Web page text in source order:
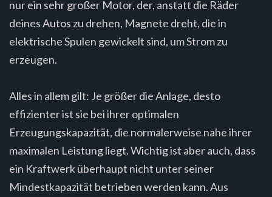
nur ein sehr großer Motor, der, anstatt die Räder
deines Autos zu drehen, Magnete dreht, die in
elektrische Spulen gewickelt sind, um Strom zu
erzeugen.
Alles in allem gilt: Je größer die Anlage, desto
effizienter ist sie bei ihrer optimalen
Erzeugungskapazität, die normalerweise nahe ihrer
maximalen Leistung liegt. Wichtig ist aber auch, dass
ein Kraftwerk überhaupt nicht unter seiner
Mindestkapazität betrieben werden kann. Aus